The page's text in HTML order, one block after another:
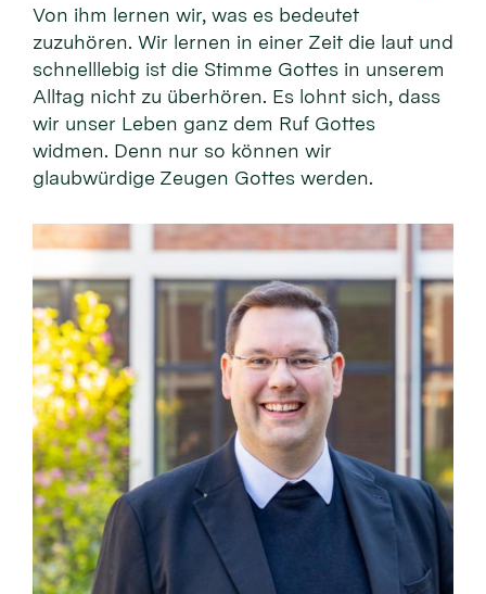
Von ihm lernen wir, was es bedeutet
zuzuhören. Wir lernen in einer Zeit die laut und
schnelllebig ist die Stimme Gottes in unserem
Alltag nicht zu überhören. Es lohnt sich, dass
wir unser Leben ganz dem Ruf Gottes
widmen. Denn nur so können wir
glaubwürdige Zeugen Gottes werden.